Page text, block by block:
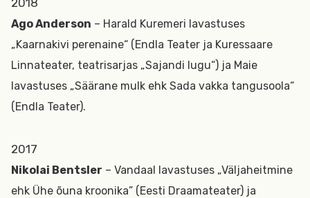
2018
Ago Anderson – Harald Kuremeri lavastuses
„Kaarnakivi perenaine“ (Endla Teater ja Kuressaare
Linnateater, teatrisarjas „Sajandi lugu“) ja Maie
lavastuses „Säärane mulk ehk Sada vakka tangusoola“
(Endla Teater).
2017
Nikolai Bentsler – Vandaal lavastuses „Väljaheitmine
ehk Ühe õuna kroonika” (Eesti Draamateater) ja